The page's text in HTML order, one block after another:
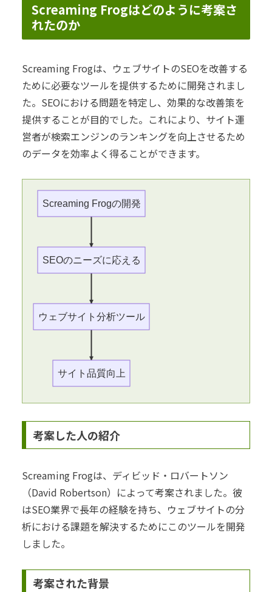
Screaming Frogはどのように考案さ
れたのか
Screaming Frogは、ウェブサイトのSEOを改善する
ために必要なツールを提供するために開発されまし
た。SEOにおける問題を特定し、効果的な改善策を
提供することが目的でした。これにより、サイト運
営者が検索エンジンのランキングを向上させるため
のデータを効率よく得ることができます。
Screaming Frogの開発
SEOのニーズに応える
ウェブサイト分析ツール
サイト品質向上
考案した人の紹介
Screaming Frogは、ディビッド・ロバートソン
（David Robertson）によって考案されました。彼
はSEO業界で長年の経験を持ち、ウェブサイトの分
析における課題を解決するためにこのツールを開発
しました。
考案された背景